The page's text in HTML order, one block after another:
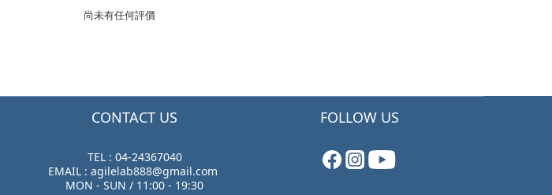
尚未有任何評價
CONTACT US
TEL : 04-24367040
EMAIL : agilelab888@gmail.com
MON - SUN / 11:00 - 19:30
FOLLOW US